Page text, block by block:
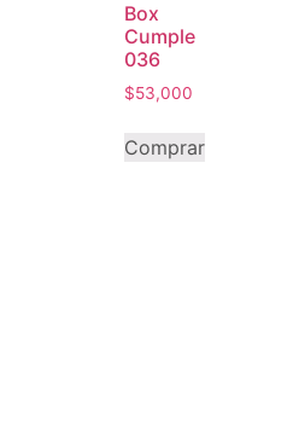
Box
Cumple
036
$53,000
Comprar